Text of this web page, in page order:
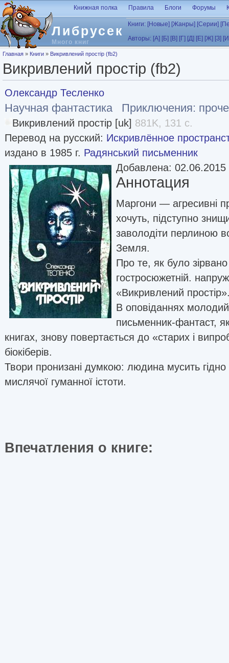
Перейти к основному содержанию
Либрусек
Много книг
Книжная полка Правила Блоги Форумы
Книги: [Новые] [Жанры] [Серии]
Авторы: [А] [Б] [В] [Г] [Д] [Е] [Ж] [З]
Вы здесь
Главная » Книги » Викривлений простір (fb2)
Викривлений простір (fb2)
Олександр Тесленко
Научная фантастика Приключения:
Викривлений простір [uk] 881K, 131 с.
Перевод на русский: Искривлённое
издано в 1985 г. Радянський письменник
Добавлена: 02.06.2015
Аннотация
Маргони — агресивні
хочуть, підступно
заволодіти перлиною
Земля.
Про те, як було
гостросюжетній.
«Викривлений
В оповіданнях
письменник-фантаст,
книгах, знову повертається до «старих і
біокіберів.
Твори пронизані думкою: людина мусить
мислячої гуманної істоти.
Впечатления о книге: